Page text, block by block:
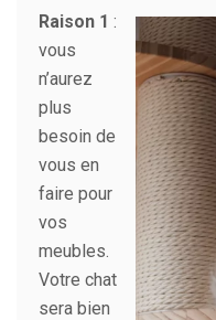
Raison 1 :
vous
n’aurez
plus
besoin de
vous en
faire pour
vos
meubles.
Votre chat
sera bien